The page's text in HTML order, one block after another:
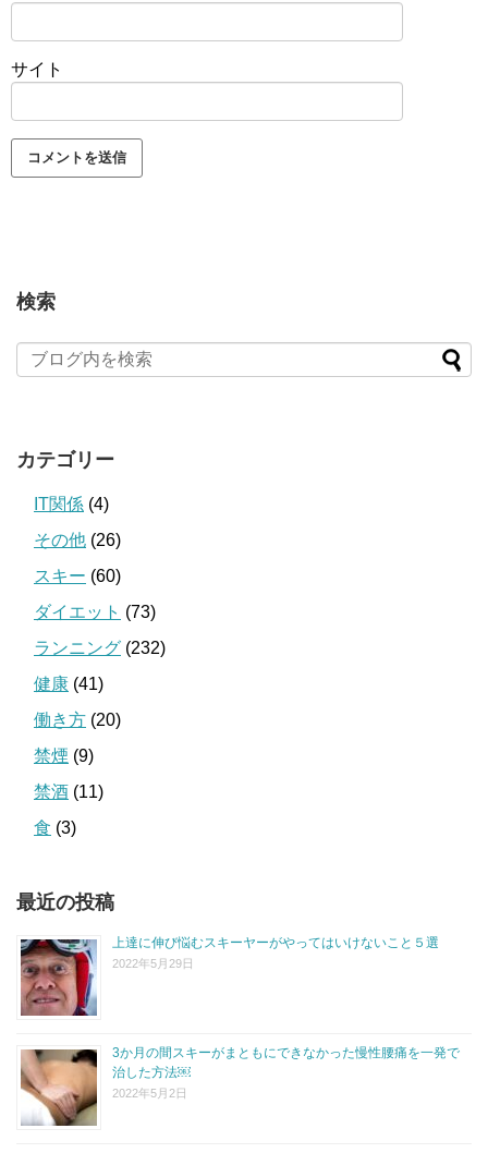
サイト
検索
カテゴリー
IT関係 (4)
その他 (26)
スキー (60)
ダイエット (73)
ランニング (232)
健康 (41)
働き方 (20)
禁煙 (9)
禁酒 (11)
食 (3)
最近の投稿
上達に伸び悩むスキーヤーがやってはいけないこと５選
2022年5月29日
3か月の間スキーがまともにできなかった慢性腰痛を一発で
治した方法￼
2022年5月2日